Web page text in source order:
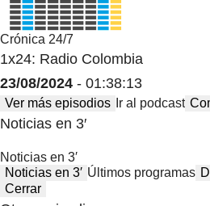
Crónica 24/7
1x24: Radio Colombia
23/08/2024 - 01:38:13
Ver más episodios Ir al podcast
Noticias en 3′
Noticias en 3′
Noticias en 3′ Últimos programas
Cerrar